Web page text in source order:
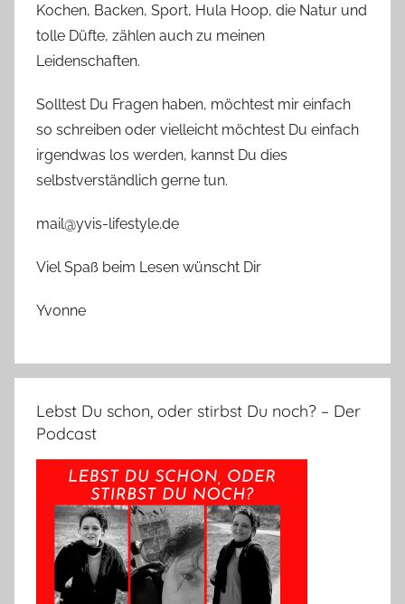
Kochen, Backen, Sport, Hula Hoop, die Natur und
tolle Düfte, zählen auch zu meinen
Leidenschaften.
Solltest Du Fragen haben, möchtest mir einfach
so schreiben oder vielleicht möchtest Du einfach
irgendwas los werden, kannst Du dies
selbstverständlich gerne tun.
mail@yvis-lifestyle.de
Viel Spaß beim Lesen wünscht Dir
Yvonne
Lebst Du schon, oder stirbst Du noch? – Der
Podcast